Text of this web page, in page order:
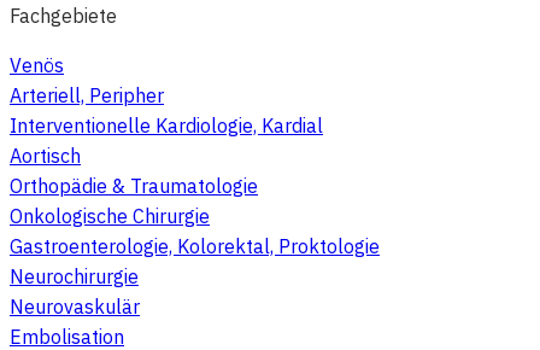
Fachgebiete
Venös
Arteriell, Peripher
Interventionelle Kardiologie, Kardial
Aortisch
Orthopädie & Traumatologie
Onkologische Chirurgie
Gastroenterologie, Kolorektal, Proktologie
Neurochirurgie
Neurovaskulär
Embolisation